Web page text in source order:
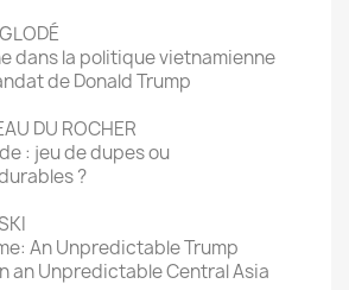
dans la politique vietnamienne
de Donald Trump
DU ROCHER
: jeu de dupes ou
?
An Unpredictable Trump
an Unpredictable Central Asia